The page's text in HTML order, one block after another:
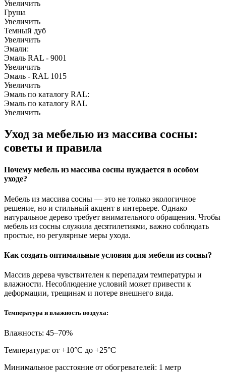
Увеличить
Груша
Увеличить
Темный дуб
Увеличить
Эмали:
Эмаль RAL - 9001
Увеличить
Эмаль - RAL 1015
Увеличить
Эмаль по каталогу RAL:
Эмаль по каталогу RAL
Увеличить
Уход за мебелью из массива сосны:
советы и правила
Почему мебель из массива сосны нуждается в особом
уходе?
Мебель из массива сосны — это не только экологичное
решение, но и стильный акцент в интерьере. Однако
натуральное дерево требует внимательного обращения. Чтобы
мебель из сосны служила десятилетиями, важно соблюдать
простые, но регулярные меры ухода.
Как создать оптимальные условия для мебели из сосны?
Массив дерева чувствителен к перепадам температуры и
влажности. Несоблюдение условий может привести к
деформации, трещинам и потере внешнего вида.
Температура и влажность воздуха:
Влажность: 45–70%
Температура: от +10°С до +25°С
Минимальное расстояние от обогревателей: 1 метр